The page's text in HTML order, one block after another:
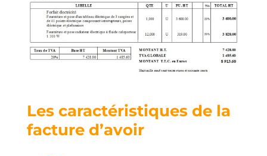
Les caractéristiques de la
facture d’avoir